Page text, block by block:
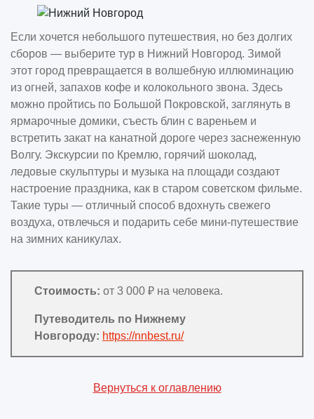
Если хочется небольшого путешествия, но без долгих
сборов — выберите тур в Нижний Новгород. Зимой
этот город превращается в волшебную иллюминацию
из огней, запахов кофе и колокольного звона. Здесь
можно пройтись по Большой Покровской, заглянуть в
ярмарочные домики, съесть блин с вареньем и
встретить закат на канатной дороге через заснеженную
Волгу. Экскурсии по Кремлю, горячий шоколад,
ледовые скульптуры и музыка на площади создают
настроение праздника, как в старом советском фильме.
Такие туры — отличный способ вдохнуть свежего
воздуха, отвлечься и подарить себе мини-путешествие
на зимних каникулах.
Стоимость: от 3 000 ₽ на человека.
Путеводитель по Нижнему
Новгороду: https://nnbest.ru/
Вернуться к оглавлению